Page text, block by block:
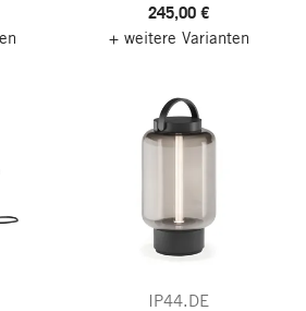
245,00 €
+ weitere Varianten
IP44.DE